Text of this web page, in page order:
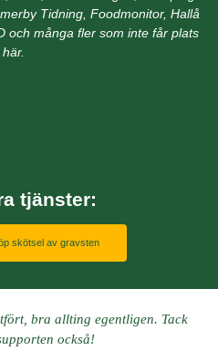
Tidning, Foodmonitor, Hallå
och många fler som inte får plats
här.
tjänster:
skötsel av gravsten
bra allting egentligen. Tack
också!